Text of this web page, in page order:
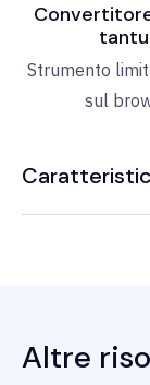
Strumento
sul
Altre